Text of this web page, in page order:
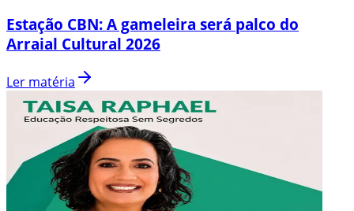
Estação CBN: A gameleira será palco do
Arraial Cultural 2026
Ler matéria